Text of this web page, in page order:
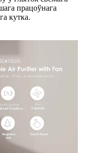
працоўнага
кутка.